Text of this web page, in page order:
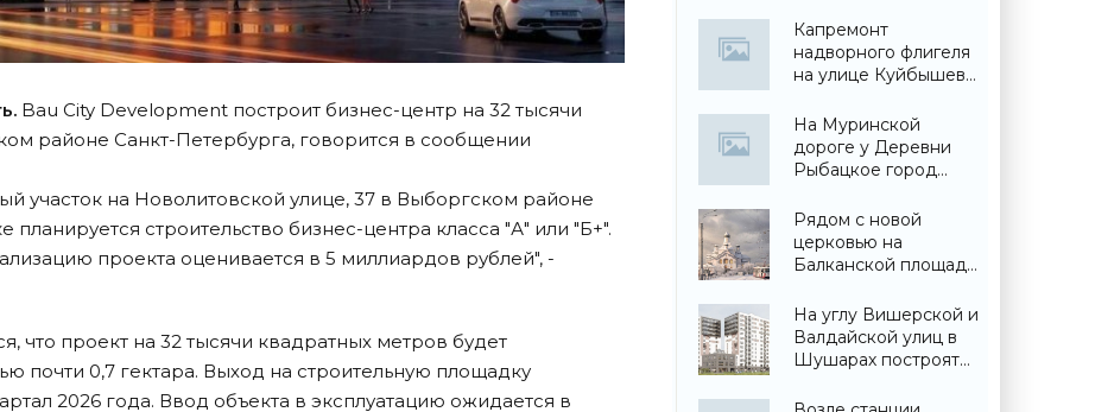
Bau City Development построит бизнес-центр на 32 тысячи
районе Санкт-Петербурга, говорится в сообщении
участок на Новолитовской улице, 37 в Выборгском районе
строительство бизнес-центра класса "А" или "Б+".
проекта оценивается в 5 миллиардов рублей", -
что проект на 32 тысячи квадратных метров будет
почти 0,7 гектара. Выход на строительную площадку
2026 года. Ввод объекта в эксплуатацию ожидается в
Капремонт
надворного флигеля
на улице Куйбышева
забросили - «Свежие
новости
строительства»
На Муринской
дороге у Деревни
Рыбацкое город
сад - «Свежие
новости
строительства»
Рядом с новой
церковью на
Балканской площади
собор - «Свежие
новости
строительства»
На углу Вишерской и
Валдайской улиц в
Шушарах построят
новости